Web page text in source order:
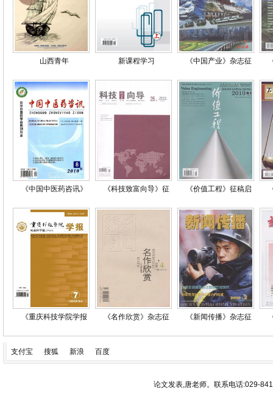
山西青年 新课程学习 《中国产业》杂志征
《中国中医药咨讯》 《科技致富向导》征 《价值工程》征稿启
《重庆科技学院学报 《名作欣赏》杂志征 《新闻传播》杂志征
支付宝 搜狐 新浪 百度
论文发表,唐老师。联系电话:029-